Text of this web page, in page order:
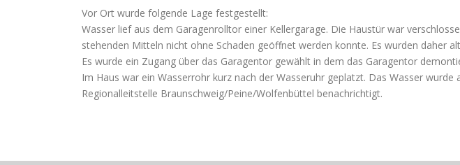
Vor Ort wurde folgende Lage festgestellt:
Wasser lief aus dem Garagenrolltor einer Kellergarage. Die Haustür war
stehenden Mitteln nicht ohne Schaden geöffnet werden konnte. Es wurden daher
Es wurde ein Zugang über das Garagentor gewählt in dem das Garagentor
Im Haus war ein Wasserrohr kurz nach der Wasseruhr geplatzt. Das Wasser
Regionalleitstelle Braunschweig/Peine/Wolfenbüttel benachrichtigt.